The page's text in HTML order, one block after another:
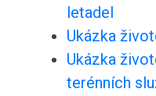
letadel
Ukázka
Ukázka
terénních